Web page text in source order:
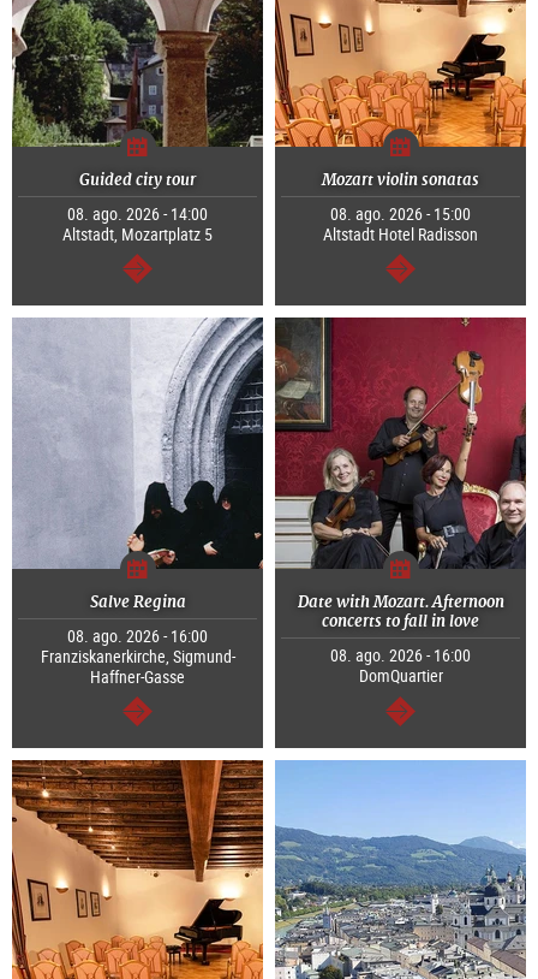
Guided city tour
08. ago. 2026 - 14:00
Altstadt, Mozartplatz 5
segue
Mozart violin sonatas
08. ago. 2026 - 15:00
Altstadt Hotel Radisson
segue
Salve Regina
08. ago. 2026 - 16:00
Franziskanerkirche, Sigmund-
Haffner-Gasse
segue
Date with Mozart. Afternoon
concerts to fall in love
08. ago. 2026 - 16:00
DomQuartier
segue